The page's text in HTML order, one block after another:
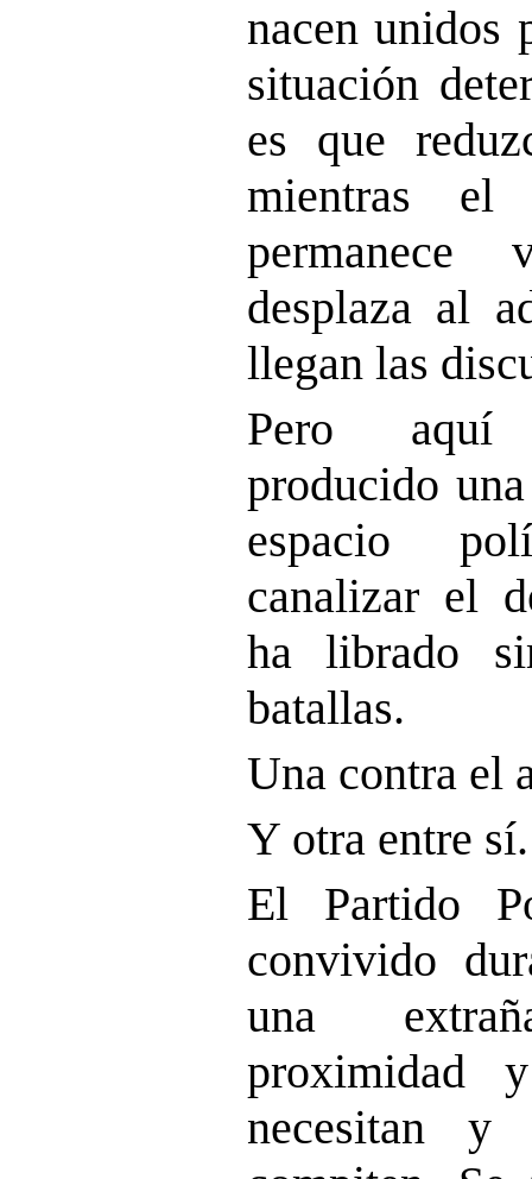
nacen unidos
situación
es que
mientras el
desplaza al
llegan las
Pero aquí
producido
espacio
canalizar el
ha librado
batallas.
Una contra el
Y otra entre sí.
El Partido
convivido
una
proximidad
necesitan